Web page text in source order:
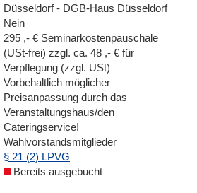
Düsseldorf - DGB-Haus Düsseldorf
Nein
295 ,- € Seminarkostenpauschale
(USt-frei) zzgl. ca. 48 ,- € für
Verpflegung (zzgl. USt)
Vorbehaltlich möglicher
Preisanpassung durch das
Veranstaltungshaus/den
Cateringservice!
Wahlvorstandsmitglieder
§ 21 (2) LPVG
Bereits ausgebucht